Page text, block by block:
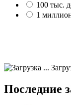
100 тыс.
1
Последние